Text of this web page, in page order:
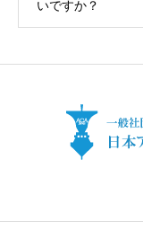
いですか？